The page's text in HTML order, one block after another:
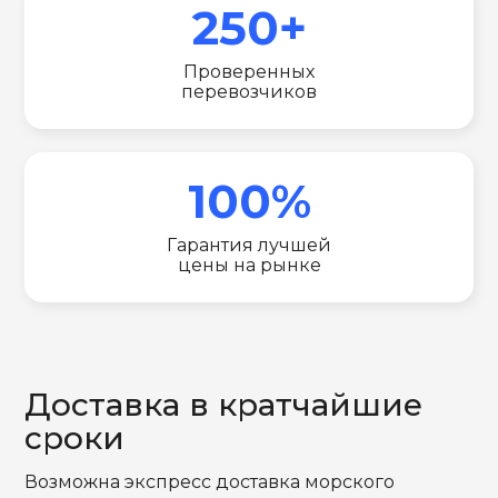
250+
Проверенных
перевозчиков
100%
Гарантия лучшей
цены на рынке
Доставка в кратчайшие
сроки
Возможна экспресс доставка морского